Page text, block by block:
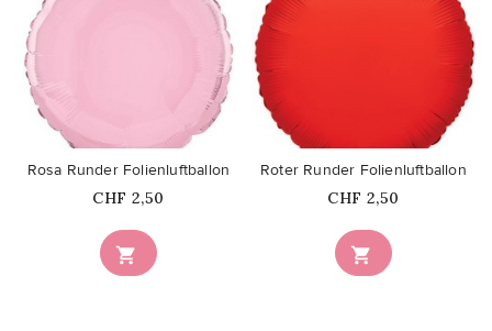
favorite_border

Rosa Runder Folienluftballon
Price
CHF 2,50
favorite_border

Roter Runder Folienluftballon
Price
CHF 2,50